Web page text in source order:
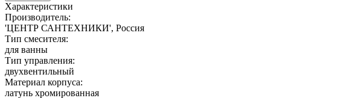
Характеристики
Производитель:
'ЦЕНТР САНТЕХНИКИ', Россия
Тип смесителя:
для ванны
Тип управления:
двухвентильный
Материал корпуса:
латунь хромированная